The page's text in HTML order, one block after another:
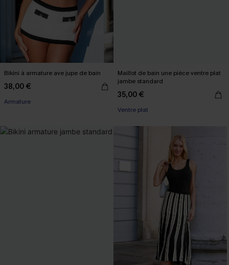
Bikini à armature ave jupe de bain
38,00 €
Armature
Maillot de bain une pièce ventre plat
jambe standard
35,00 €
Ventre plat